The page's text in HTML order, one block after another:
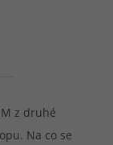
z druhé
Na co se